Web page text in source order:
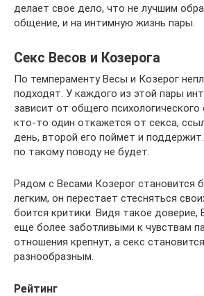
делает свое дело, что не лучшим
общение, и на интимную жизнь пары.
Секс Весов и Козерога
По темпераменту Весы и Козерог
подходят. У каждого из этой пары
зависит от общего психологического
кто-то один откажется от секса,
день, второй его поймет и
по такому поводу не будет.
Рядом с Весами Козерог становится
легким, он перестает стесняться
боится критики. Видя такое доверие,
еще более заботливыми к чувствам
отношения крепнут, а секс
разнообразным.
Рейтинг